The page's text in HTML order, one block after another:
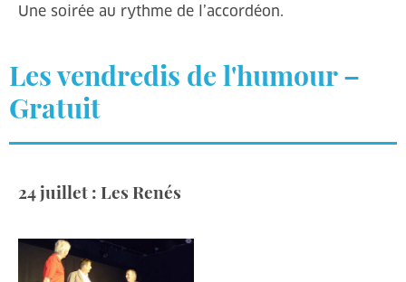
Une soirée au rythme de l’accordéon.
Les vendredis de l'humour –
Gratuit
24 juillet : Les Renés